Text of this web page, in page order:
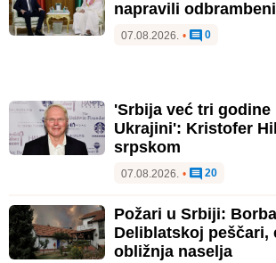
napravili
07.08.2026. • 0
'Srbija već tri godine
Ukrajini': Kristofer
srpskom
07.08.2026. • 20
Požari u Srbiji:
Deliblatskoj peščari,
obližnja naselja